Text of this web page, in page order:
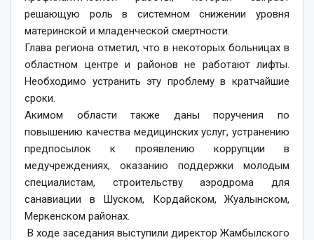
решающую роль в системном снижении уровня
материнской и младенческой смертности.
​Глава региона отметил, что в некоторых больницах в
областном центре и районов не работают лифты.
Необходимо устранить эту проблему в кратчайшие
сроки.
​Акимом области также даны поручения по
повышению качества медицинских услуг, устранению
предпосылок к проявлению коррупции в
медучреждениях, оказанию поддержки молодым
специалистам, строительству аэродрома для
санавиации в Шуском, Кордайском, Жуалынском,
Меркенском районах.
​ В ходе заседания выступили директор Жамбылского